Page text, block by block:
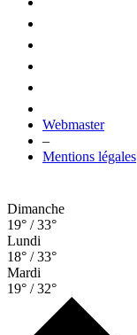
Webmaster
–
Mentions légales
Dimanche
19° / 33°
Lundi
18° / 33°
Mardi
19° / 32°